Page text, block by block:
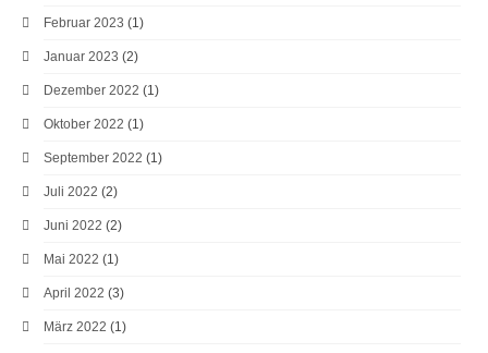
Februar 2023 (1)
Januar 2023 (2)
Dezember 2022 (1)
Oktober 2022 (1)
September 2022 (1)
Juli 2022 (2)
Juni 2022 (2)
Mai 2022 (1)
April 2022 (3)
März 2022 (1)